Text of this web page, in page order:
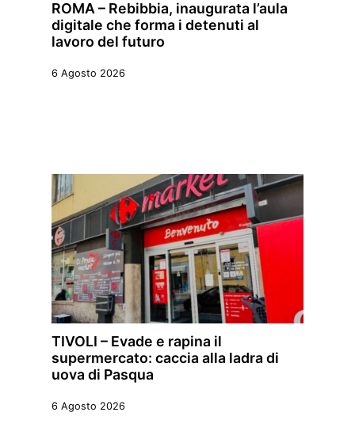
ROMA – Rebibbia, inaugurata l’aula
digitale che forma i detenuti al
lavoro del futuro
6 Agosto 2026
TIVOLI – Evade e rapina il
supermercato: caccia alla ladra di
uova di Pasqua
6 Agosto 2026